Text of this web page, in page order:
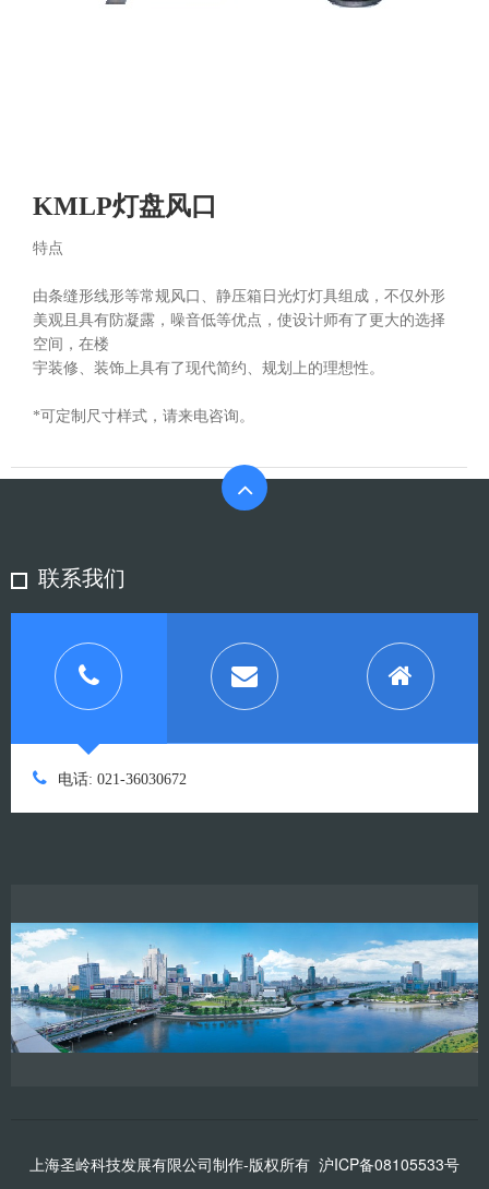
KMLP灯盘风口
特点
由条缝形线形等常规风口、静压箱日光灯灯具组成，不仅外形
美观且具有防凝露，噪音低等优点，使设计师有了更大的选择
空间，在楼
宇装修、装饰上具有了现代简约、规划上的理想性。
*可定制尺寸样式，请来电咨询。
联系我们
电话: 021-36030672
上海圣岭科技发展有限公司制作-版权所有 沪ICP备08105533号